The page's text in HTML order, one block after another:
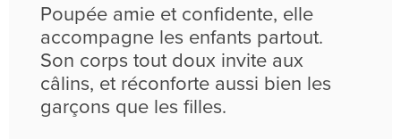
Poupée amie et confidente, elle
accompagne les enfants partout.
Son corps tout doux invite aux
câlins, et réconforte aussi bien les
garçons que les filles.